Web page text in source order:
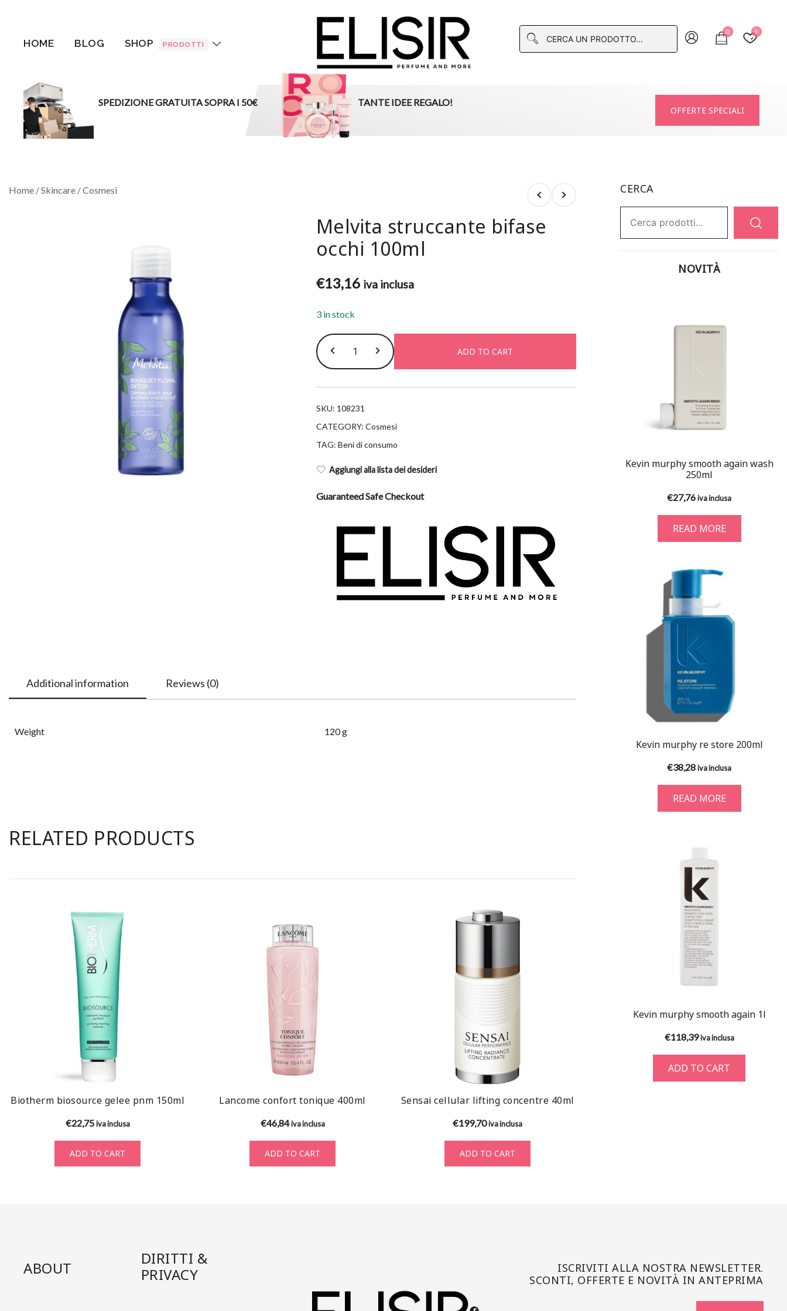
HOME BLOG SHOP PRODOTTI
ELISIR
La tua destinazione per il beauty, i profumi e la parafarmacia
0 0
SPEDIZIONE GRATUITA SOPRA I 50€ TANTE IDEE REGALO!
OFFERTE SPECIALI
Home /Skincare /Cosmesi
Melvita struccante bifase
occhi 100ml
€13,16 iva inclusa
3 in stock
Melvita
struccante
bifase
occhi
ADD TO CART
SKU: 108231
CATEGORY: Cosmesi
TAG: Beni di consumo
Aggiungi alla lista dei desideri
Guaranteed Safe Checkout
Additional information Reviews (0)
Weight 120 g
RELATED PRODUCTS
Biotherm biosource gelee pnm 150ml
€22,75 iva inclusa
ADD TO CART
Lancome confort tonique 400ml
€46,84 iva inclusa
ADD TO CART
Sensai cellular lifting concentre 40ml
€199,70iva inclusa
ADD TO CART
CERCA
NOVITÀ
Kevin murphy smooth again wash
250ml
€27,76iva inclusa
READ MORE
Kevin murphy re store 200ml
€38,28iva inclusa
READ MORE
Kevin murphy smooth again 1l
€118,39 iva inclusa
ADD TO CART
ABOUT
DIRITTI &
PRIVACY
ISCRIVITI ALLA NOSTRA NEWSLETTER.
SCONTI, OFFERTE E NOVITÀ IN ANTEPRIMA